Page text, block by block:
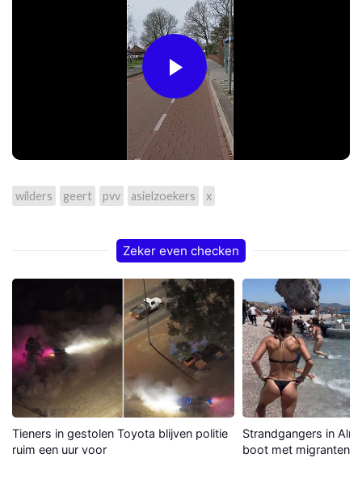
Play
Video
wilders geert pvv asielzoekers x
Zeker even checken
Tieners in gestolen Toyota blijven politie
ruim een uur voor
Strandgangers in
boot met migranten